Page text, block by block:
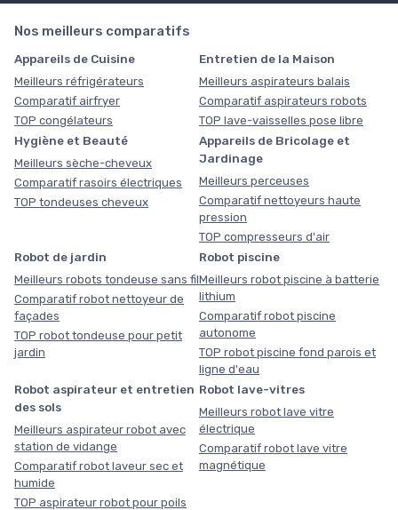
Nos meilleurs comparatifs
Appareils de Cuisine
Meilleurs réfrigérateurs
Comparatif airfryer
TOP congélateurs
Entretien de la Maison
Meilleurs aspirateurs balais
Comparatif aspirateurs robots
TOP lave-vaisselles pose libre
Hygiène et Beauté
Meilleurs sèche-cheveux
Comparatif rasoirs électriques
TOP tondeuses cheveux
Appareils de Bricolage et
Jardinage
Meilleurs perceuses
Comparatif nettoyeurs haute
pression
TOP compresseurs d'air
Robot de jardin
Meilleurs robots tondeuse sans fil
Comparatif robot nettoyeur de
façades
TOP robot tondeuse pour petit
jardin
Robot piscine
Meilleurs robot piscine à batterie
lithium
Comparatif robot piscine
autonome
TOP robot piscine fond parois et
ligne d'eau
Robot aspirateur et entretien
des sols
Meilleurs aspirateur robot avec
station de vidange
Comparatif robot laveur sec et
humide
TOP aspirateur robot pour poils
Robot lave-vitres
Meilleurs robot lave vitre
électrique
Comparatif robot lave vitre
magnétique